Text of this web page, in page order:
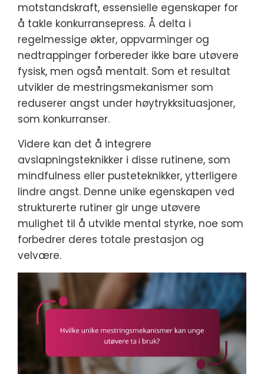
motstandskraft, essensielle egenskaper for
å takle konkurransepress. Å delta i
regelmessige økter, oppvarminger og
nedtrappinger forbereder ikke bare utøvere
fysisk, men også mentalt. Som et resultat
utvikler de mestringsmekanismer som
reduserer angst under høytrykksituasjoner,
som konkurranser.
Videre kan det å integrere
avslapningsteknikker i disse rutinene, som
mindfulness eller pusteteknikker, ytterligere
lindre angst. Denne unike egenskapen ved
strukturerte rutiner gir unge utøvere
mulighet til å utvikle mental styrke, noe som
forbedrer deres totale prestasjon og
velvære.